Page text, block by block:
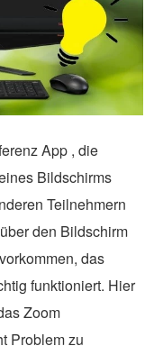
App , die
Bildschirms
Teilnehmern
den Bildschirm
das
funktioniert. Hier
Zoom
Problem zu